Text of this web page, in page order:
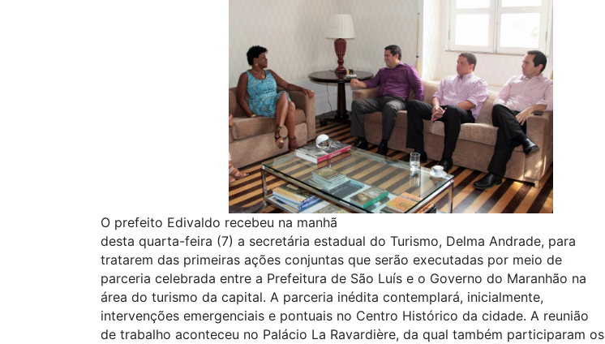
O prefeito Edivaldo recebeu na manhã
desta quarta-feira (7) a secretária estadual do Turismo, Delma Andrade, para
tratarem das primeiras ações conjuntas que serão executadas por meio de
parceria celebrada entre a Prefeitura de São Luís e o Governo do Maranhão na
área do turismo da capital. A parceria inédita contemplará, inicialmente,
intervenções emergenciais e pontuais no Centro Histórico da cidade. A reunião
de trabalho aconteceu no Palácio La Ravardière, da qual também participaram os